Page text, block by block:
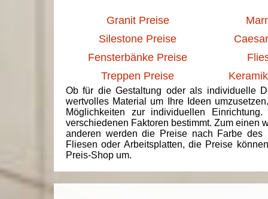
Granit Preise
Silestone Preise
Fensterbänke Preise
Treppen Preise
Ob für die Gestaltung oder als individuelle
wertvolles Material um Ihre Ideen
Möglichkeiten zur individuellen
verschiedenen Faktoren bestimmt. Zum einen
anderen werden die Preise nach Farbe des
Fliesen oder Arbeitsplatten, die Preise
Preis-Shop um.